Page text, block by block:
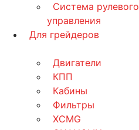
Система рулевого
управления
Для грейдеров
Двигатели
КПП
Кабины
Фильтры
XCMG